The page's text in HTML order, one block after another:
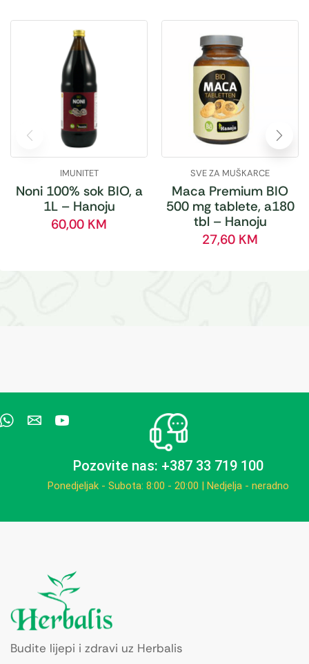
IMUNITET
Noni 100% sok BIO, a
1L – Hanoju
60,00 KM
SVE ZA MUŠKARCE
Maca Premium BIO
500 mg tablete, a180
tbl – Hanoju
27,60 KM
Pozovite nas: +387 33 719 100
Ponedjeljak - Subota: 8:00 - 20:00 | Nedjelja - neradno
Budite lijepi i zdravi uz Herbalis